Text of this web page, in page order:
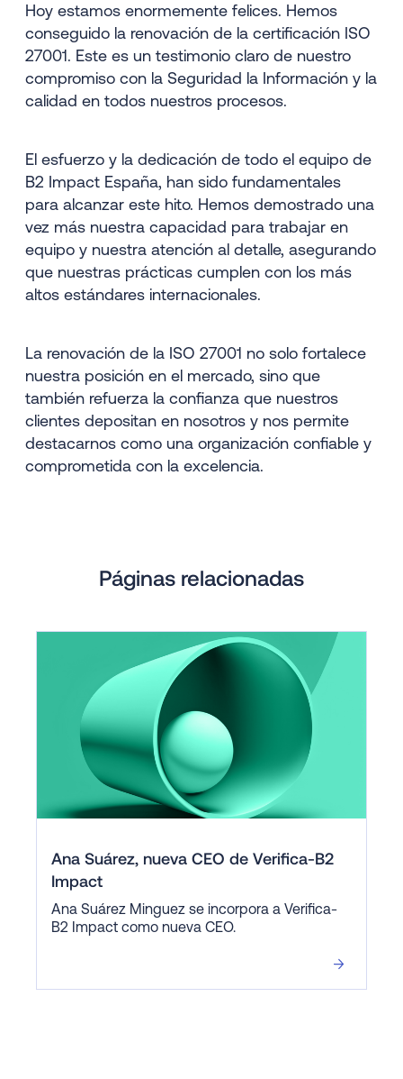
Hoy estamos enormemente felices. Hemos
conseguido la renovación de la certificación ISO
27001. Este es un testimonio claro de nuestro
compromiso con la Seguridad la Información y la
calidad en todos nuestros procesos.
El esfuerzo y la dedicación de todo el equipo de
B2 Impact España, han sido fundamentales
para alcanzar este hito. Hemos demostrado una
vez más nuestra capacidad para trabajar en
equipo y nuestra atención al detalle, asegurando
que nuestras prácticas cumplen con los más
altos estándares internacionales.
La renovación de la ISO 27001 no solo fortalece
nuestra posición en el mercado, sino que
también refuerza la confianza que nuestros
clientes depositan en nosotros y nos permite
destacarnos como una organización confiable y
comprometida con la excelencia.
Páginas relacionadas
Ana Suárez, nueva CEO de Verifica-B2
Impact
Ana Suárez Minguez se incorpora a Verifica-
B2 Impact como nueva CEO.